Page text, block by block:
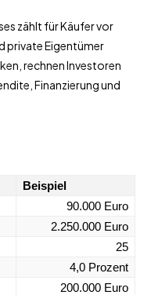
zählt für Käufer vor
private Eigentümer
rechnen Investoren
Finanzierung und
Beispiel
90.000 Euro
2.250.000 Euro
25
4,0 Prozent
200.000 Euro